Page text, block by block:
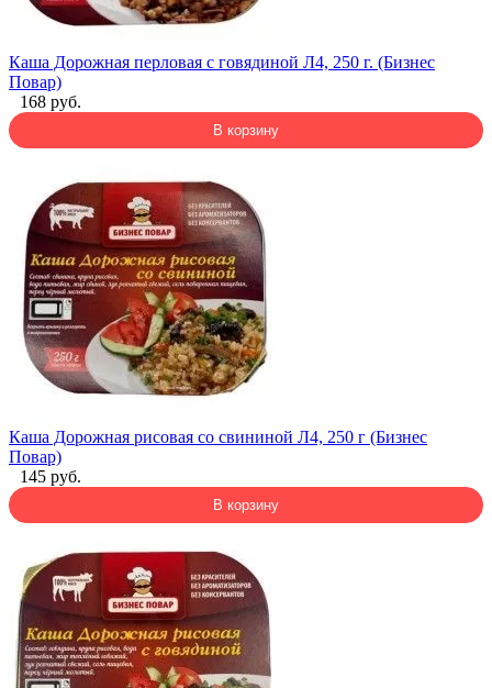
Каша Дорожная перловая с говядиной Л4, 250 г. (Бизнес
Повар)
168 руб.
В корзину
Каша Дорожная рисовая со свининой Л4, 250 г (Бизнес
Повар)
145 руб.
В корзину